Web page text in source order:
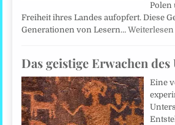
Polen
Freiheit ihres Landes aufopfert. Diese
Generationen von Lesern…
Das geistige Erwachen
Eine